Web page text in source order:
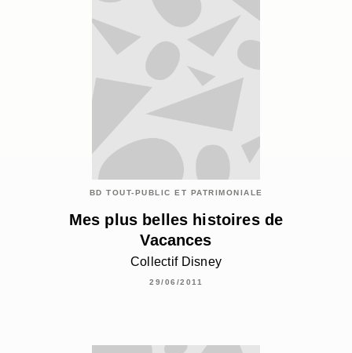
BD TOUT-PUBLIC ET PATRIMONIALE
Mes plus belles histoires de
Vacances
Collectif Disney
29/06/2011